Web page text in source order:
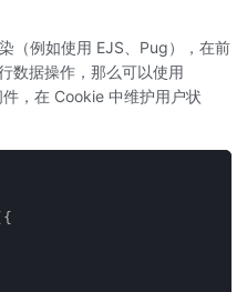
（例如使用 EJS、Pug），在前
数据操作，那么可以使用
，在 Cookie 中维护用户状
{